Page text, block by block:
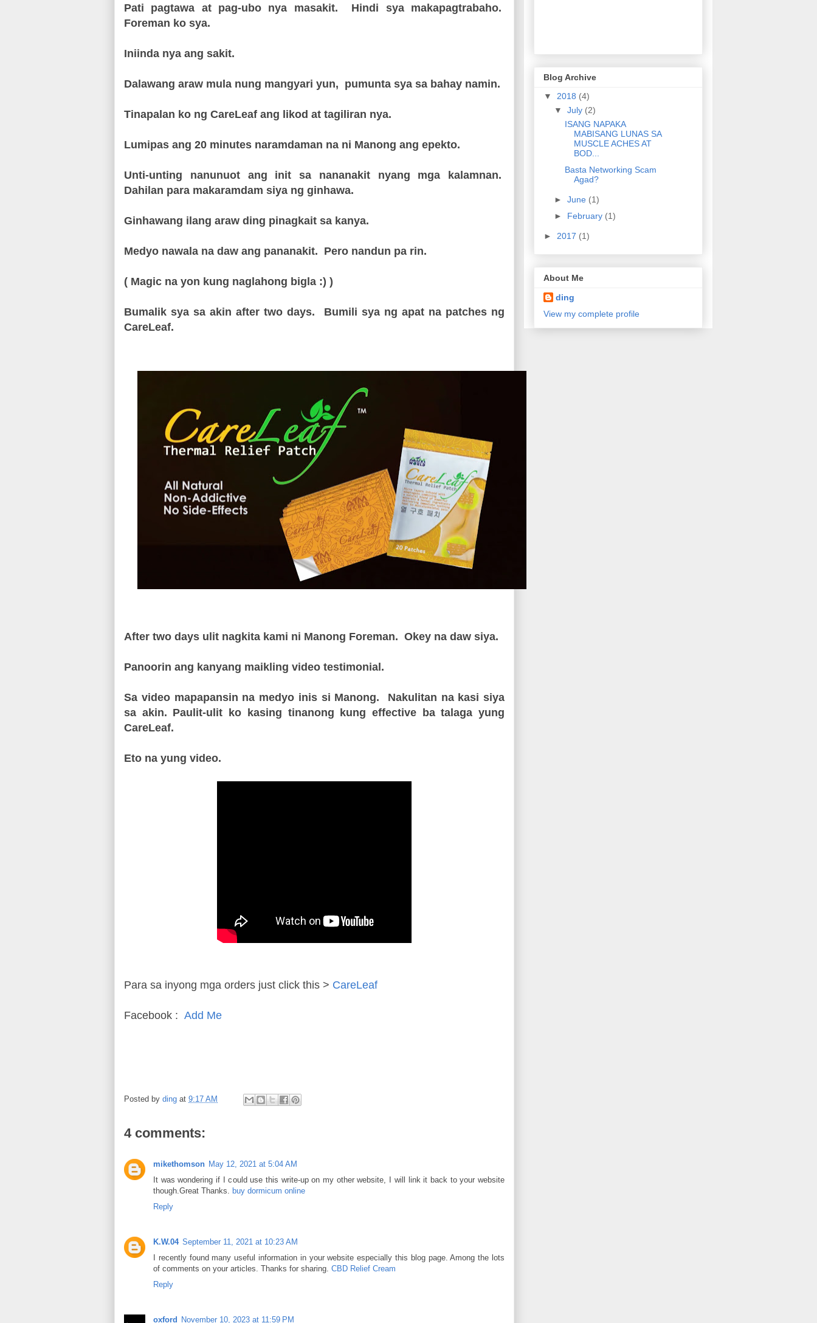
Pati pagtawa at pag-ubo nya masakit. Hindi sya makapagtrabaho.
Foreman ko sya.
Iniinda nya ang sakit.
Dalawang araw mula nung mangyari yun, pumunta sya sa bahay namin.
Tinapalan ko ng CareLeaf ang likod at tagiliran nya.
Lumipas ang 20 minutes naramdaman na ni Manong ang epekto.
Unti-unting nanunuot ang init sa nananakit nyang mga kalamnan.
Dahilan para makaramdam siya ng ginhawa.
Ginhawang ilang araw ding pinagkait sa kanya.
Medyo nawala na daw ang pananakit. Pero nandun pa rin.
( Magic na yon kung naglahong bigla :) )
Bumalik sya sa akin after two days. Bumili sya ng apat na patches ng
CareLeaf.
After two days ulit nagkita kami ni Manong Foreman. Okey na daw siya.
Panoorin ang kanyang maikling video testimonial.
Sa video mapapansin na medyo inis si Manong. Nakulitan na kasi siya
sa akin. Paulit-ulit ko kasing tinanong kung effective ba talaga yung
CareLeaf.
Eto na yung video.
Para sa inyong mga orders just click this > CareLeaf
Facebook : Add Me
Posted by ding at 9:17 AM
4 comments:
mikethomson May 12, 2021 at 5:04 AM
It was wondering if I could use this write-up on my other website, I will link it back to your website
though.Great Thanks.
buy dormicum online
Reply
K.W.04 September 11, 2021 at 10:23 AM
I recently found many useful information in your website especially this blog page. Among the lots
of comments on your articles. Thanks for sharing. CBD Relief Cream
Reply
oxford November 10, 2023 at 11:59 PM
Blog Archive
▼ 2018 (4)
▼ July (2)
ISANG NAPAKA
MABISANG LUNAS SA
MUSCLE ACHES AT
BOD...
Basta Networking Scam
Agad?
► June (1)
► February (1)
► 2017 (1)
About Me
ding
View my complete profile